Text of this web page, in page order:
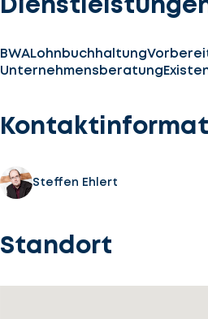
BWALohnbuchhaltung
Unternehmensberatung
Steffen Ehlert
Standort